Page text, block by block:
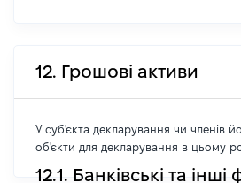
12. Грошові активи
У суб'єкта декларування чи членів
об'єкти для декларування в цьому
12.1. Банківські та інші